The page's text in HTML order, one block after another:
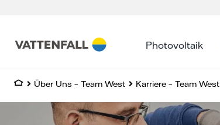
content
Photovoltaik
Über Uns – Team West Karriere – Team West